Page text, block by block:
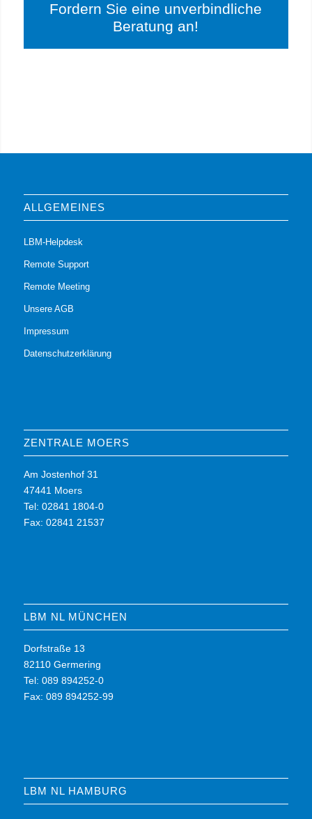
Fordern Sie eine unverbindliche
Beratung an!
ALLGEMEINES
LBM-Helpdesk
Remote Support
Remote Meeting
Unsere AGB
Impressum
Datenschutzerklärung
ZENTRALE MOERS
Am Jostenhof 31
47441 Moers
Tel: 02841 1804-0
Fax: 02841 21537
LBM NL MÜNCHEN
Dorfstraße 13
82110 Germering
Tel: 089 894252-0
Fax: 089 894252-99
LBM NL HAMBURG